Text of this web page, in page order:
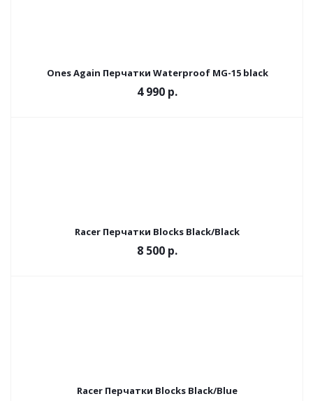
Ones Again Перчатки Waterproof MG-15 black
4 990 р.
Racer Перчатки Blocks Black/Black
8 500 р.
Racer Перчатки Blocks Black/Blue